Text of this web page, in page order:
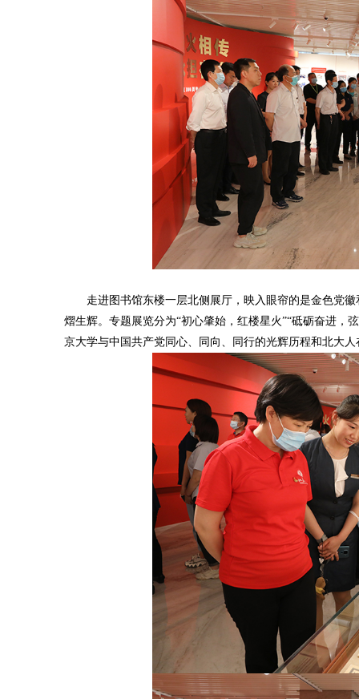
走进图书馆东楼一层北侧展厅，映入眼帘的是金色党徽
熠生辉。专题展览分为“初心肇始，红楼星火”“砥砺奋进，
京大学与中国共产党同心、同向、同行的光辉历程和北大